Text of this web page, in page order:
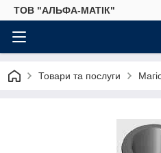
ТОВ "АЛЬФА-МАТІК"
Товари та послуги